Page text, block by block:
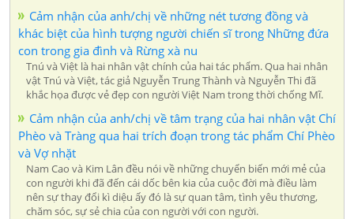
Cảm nhận của anh/chị về những nét tương đồng và
khác biệt của hình tượng người chiến sĩ trong Những đứa
con trong gia đình và Rừng xà nu
Tnú và Việt là hai nhân vật chính của hai tác phẩm. Qua hai nhân
vật Tnú và Việt, tác giả Nguyễn Trung Thành và Nguyễn Thi đã
khắc họa được vẻ đẹp con người Việt Nam trong thời chống Mĩ.
Cảm nhận của anh/chị về tâm trạng của hai nhân vật Chí
Phèo và Tràng qua hai trích đoạn trong tác phẩm Chí Phèo
và Vợ nhặt
Nam Cao và Kim Lân đều nói về những chuyển biến mới mẻ của
con người khi đã đến cái dốc bên kia của cuộc đời mà điều làm
nên sự thay đổi kì diệu ấy đó là sự quan tâm, tình yêu thương,
chăm sóc, sự sẻ chia của con người với con người.